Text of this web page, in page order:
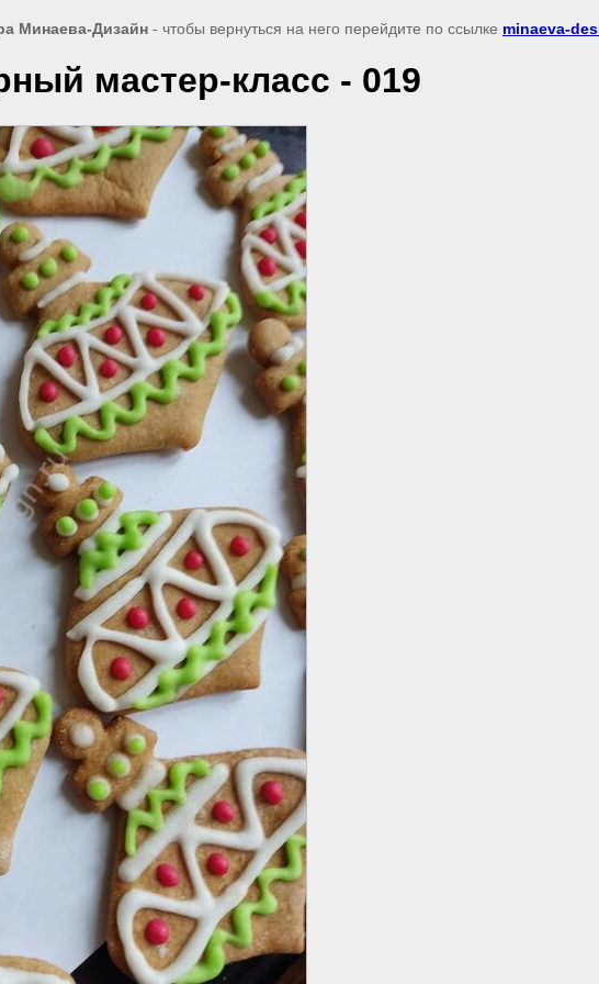
Минаева-Дизайн - чтобы вернуться на него перейдите по ссылке minaeva-
мастер-класс - 019